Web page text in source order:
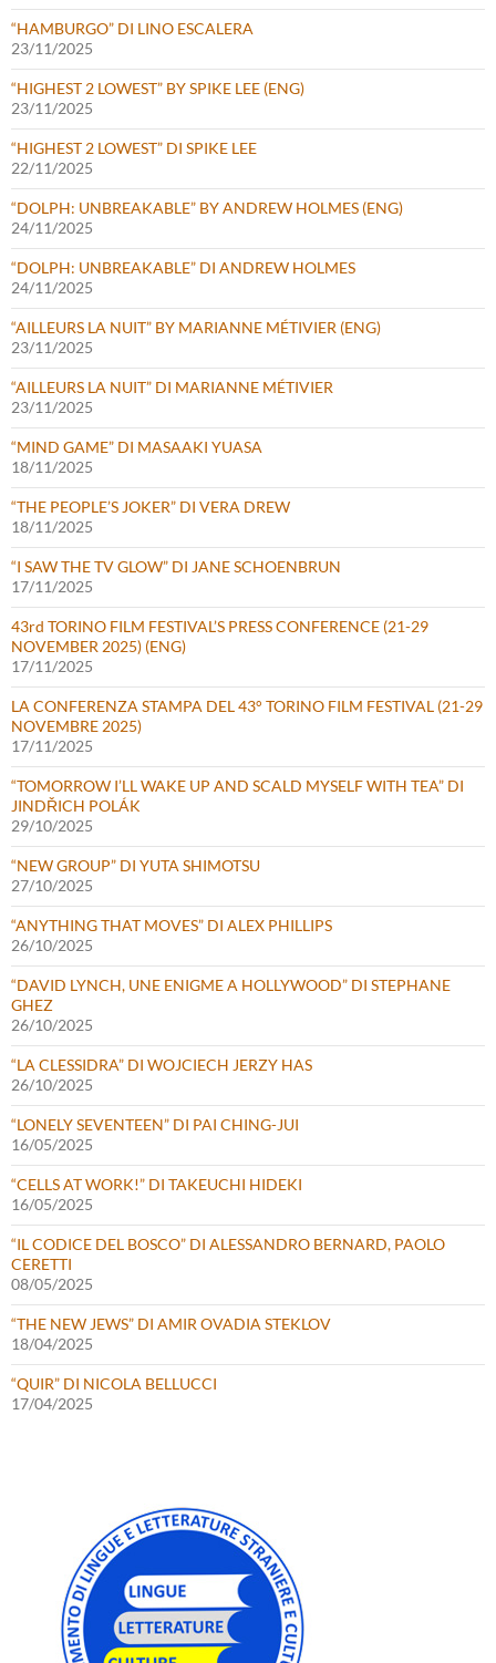
“HAMBURGO” DI LINO ESCALERA
23/11/2025
“HIGHEST 2 LOWEST” BY SPIKE LEE (ENG)
23/11/2025
“HIGHEST 2 LOWEST” DI SPIKE LEE
22/11/2025
“DOLPH: UNBREAKABLE” BY ANDREW HOLMES (ENG)
24/11/2025
“DOLPH: UNBREAKABLE” DI ANDREW HOLMES
24/11/2025
“AILLEURS LA NUIT” BY MARIANNE MÉTIVIER (ENG)
23/11/2025
“AILLEURS LA NUIT” DI MARIANNE MÉTIVIER
23/11/2025
“MIND GAME” DI MASAAKI YUASA
18/11/2025
“THE PEOPLE’S JOKER” DI VERA DREW
18/11/2025
“I SAW THE TV GLOW” DI JANE SCHOENBRUN
17/11/2025
43rd TORINO FILM FESTIVAL’S PRESS CONFERENCE (21-29
NOVEMBER 2025) (ENG)
17/11/2025
LA CONFERENZA STAMPA DEL 43° TORINO FILM FESTIVAL (21-29
NOVEMBRE 2025)
17/11/2025
“TOMORROW I’LL WAKE UP AND SCALD MYSELF WITH TEA” DI
JINDŘICH POLÁK
29/10/2025
“NEW GROUP” DI YUTA SHIMOTSU
27/10/2025
“ANYTHING THAT MOVES” DI ALEX PHILLIPS
26/10/2025
“DAVID LYNCH, UNE ENIGME A HOLLYWOOD” DI STEPHANE
GHEZ
26/10/2025
“LA CLESSIDRA” DI WOJCIECH JERZY HAS
26/10/2025
“LONELY SEVENTEEN” DI PAI CHING-JUI
16/05/2025
“CELLS AT WORK!” DI TAKEUCHI HIDEKI
16/05/2025
“IL CODICE DEL BOSCO” DI ALESSANDRO BERNARD, PAOLO
CERETTI
08/05/2025
“THE NEW JEWS” DI AMIR OVADIA STEKLOV
18/04/2025
“QUIR” DI NICOLA BELLUCCI
17/04/2025